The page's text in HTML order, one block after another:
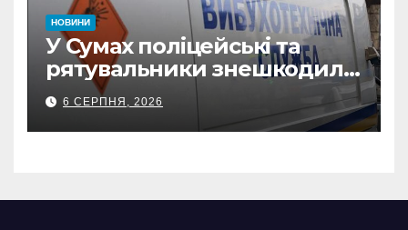
НОВИНИ
У Сумах поліцейські та
рятувальники знешкодили
500-кілограмову авіабомбу
росіян
6 СЕРПНЯ, 2026